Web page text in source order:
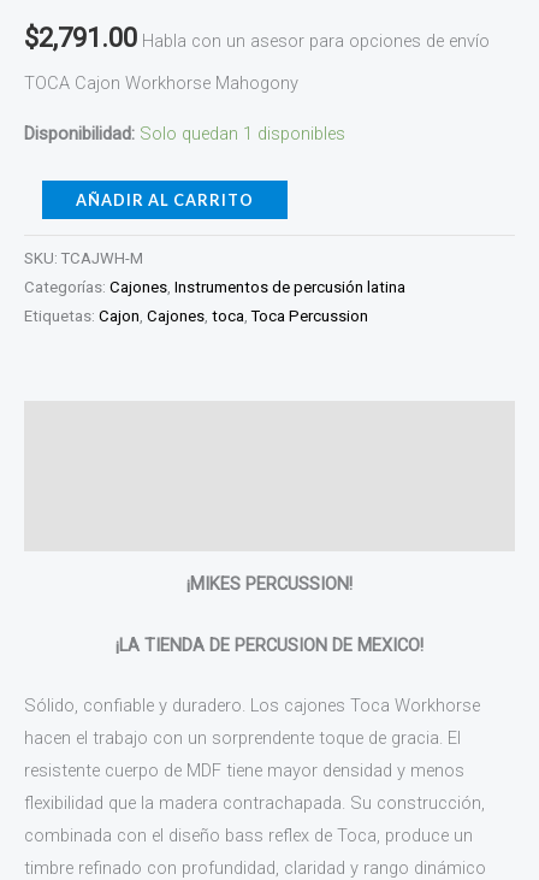
$2,791.00 Habla con un asesor para opciones de envío
TOCA Cajon Workhorse Mahogony
Disponibilidad: Solo quedan 1 disponibles
AÑADIR AL CARRITO
SKU: TCAJWH-M
Categorías: Cajones Instrumentos de percusión latina
Etiquetas: Cajon Cajones toca ,Toca Percussion
¡MIKES PERCUSSION!
¡LA TIENDA DE PERCUSION DE MEXICO!
Sólido, confiable y duradero. Los cajones Toca Workhorse
hacen el trabajo con un sorprendente toque de gracia. El
resistente cuerpo de MDF tiene mayor densidad y menos
flexibilidad que la madera contrachapada. Su construcción,
combinada con el diseño bass reflex de Toca, produce un
timbre refinado con profundidad, claridad y rango dinámico